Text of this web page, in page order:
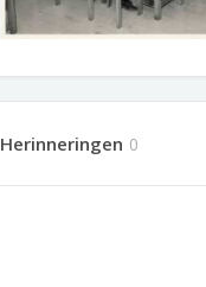
Herinneringen 0